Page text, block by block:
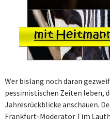
Wer bislang noch daran
pessimistischen Zeiten leben,
Jahresrückblicke anschauen.
Frankfurt-Moderator Tim